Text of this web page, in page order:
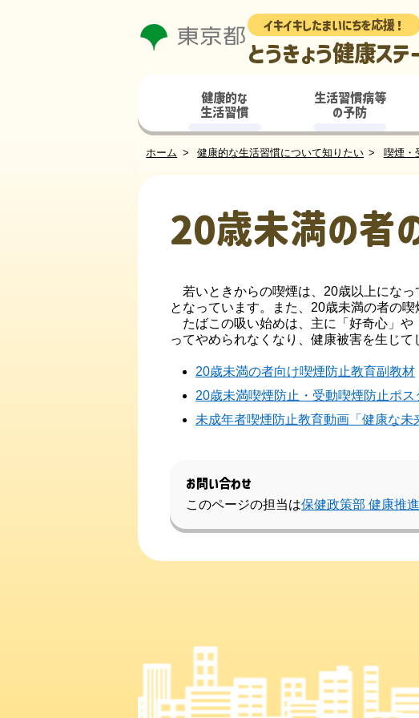
イキイキしたまいにちを応援！
とうきょう健康ステ
健康的な
生活習慣
生活習慣病等
の予防
ホーム 健康的な生活習慣について知りたい 喫煙・
20歳未満の者
若いときからの喫煙は、20歳以上になっ
となっています。また、20歳未満の者の
たばこの吸い始めは、主に「好奇心」や
ってやめられなくなり、健康被害を生じ
20歳未満の者向け喫煙防止教育副教材
20歳未満喫煙防止・受動喫煙防止ポ
未成年者喫煙防止教育動画「健康な未
お問い合わせ
このページの担当は保健政策部 健康推